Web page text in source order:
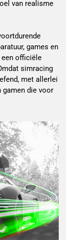
van realisme
games en
officiële
simracing
met allerlei
gamen die voor